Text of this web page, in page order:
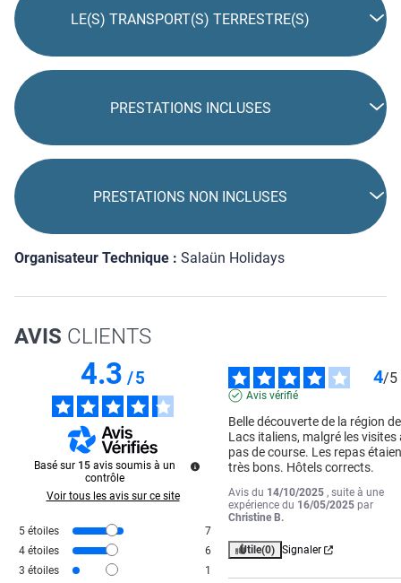
LE(S) TRANSPORT(S) TERRESTRE(S)
PRESTATIONS INCLUSES
PRESTATIONS NON INCLUSES
Organisateur Technique : Salaün Holidays
AVIS CLIENTS
4.3/5
Basé sur 15 avis soumis à un
contrôle
Voir tous les avis sur ce site
5 étoiles
7
4 étoiles
6
3 étoiles
1
4/5
Avis vérifié
Belle découverte de la région
Lacs italiens, malgré les visites
pas de course. Les repas
très bons. Hôtels corrects.
Avis du 14/10/2025 , suite à une
expérience du 16/05/2025 par
Christine B.
Utile(0) Signaler